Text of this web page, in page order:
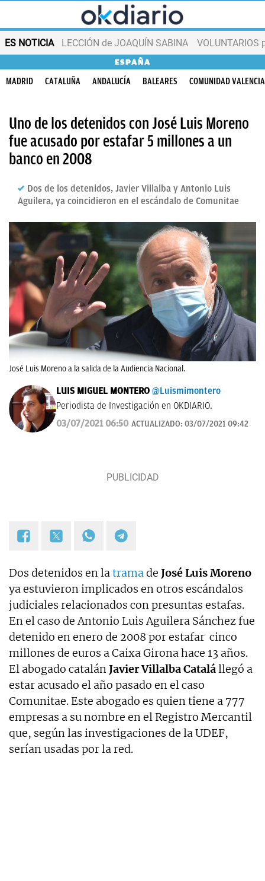
ES NOTICIA LECCIÓN de JOAQUÍN SABINA VOLUNTARIOS
ESPAÑA
MADRID CATALUÑA ANDALUCÍA BALEARES COMUNIDAD
Uno de los detenidos con José Luis Moreno
fue acusado por estafar 5 millones a un
banco en 2008
Dos de los detenidos, Javier Villalba y Antonio Luis
Aguilera, ya coincidieron en el escándalo de Comunitae
José Luis Moreno a la salida de la Audiencia Nacional.
LUIS MIGUEL MONTERO @Luismimontero
Periodista de Investigación en OKDIARIO.
03/07/2021 06:50 ACTUALIZADO: 03/07/2021 09:42
Dos detenidos en latramade José Luis Moreno
ya estuvieron implicados en otros escándalos
judiciales relacionados con presuntas estafas.
En el caso de Antonio Luis Aguilera Sánchez fue
detenido en enero de 2008 por estafar cinco
millones de euros a Caixa Girona hace 13 años.
El abogado catalánJavier Villalba Catalállegó a
estar acusado el año pasado en el caso
Comunitae. Este abogado es quien tiene a 777
empresas a su nombre en el Registro Mercantil
que, según las investigaciones de la UDEF,
serían usadas por la red.